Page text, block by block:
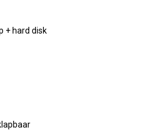
+ hard disk